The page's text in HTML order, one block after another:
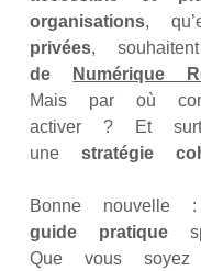
organisations,
privées,
de
Numérique
Mais par où
activer ? Et
unestratégie
Bonne
guide pratique
Que vous